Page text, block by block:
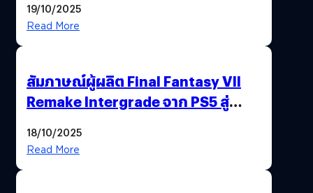
พาณิชย์ร่วมชูความสำเร็จ
19/10/2025
Read More
สัมภาษณ์ผู้ผลิต Final Fantasy VII
Remake Intergrade จาก PS5 สู่
18/10/2025
Read More